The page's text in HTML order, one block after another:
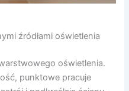
źródłami oświetlenia
oświetlenia.
punktowe pracuje